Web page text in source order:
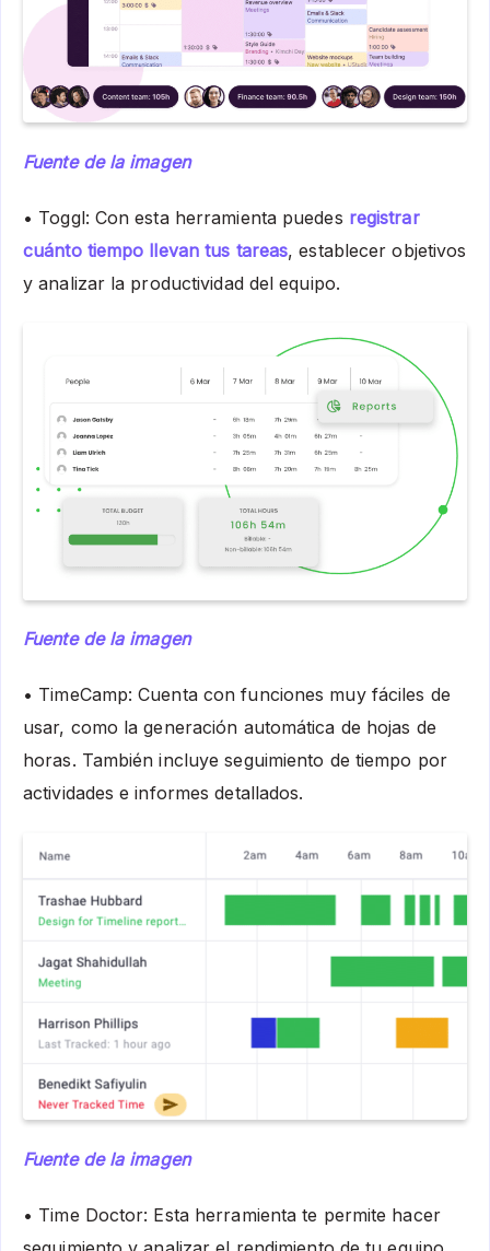
Fuente de la imagen
• Toggl: Con esta herramienta puedes registrar
cuánto tiempo llevan tus tareas, establecer objetivos
y analizar la productividad del equipo.
Fuente de la imagen
• TimeCamp: Cuenta con funciones muy fáciles de
usar, como la generación automática de hojas de
horas. También incluye seguimiento de tiempo por
actividades e informes detallados.
Fuente de la imagen
• Time Doctor: Esta herramienta te permite hacer